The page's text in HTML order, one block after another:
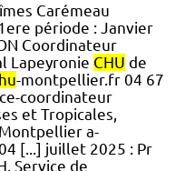
Carémeau
période : Janvier
Coordinateur
Lapeyronie CHU de
-montpellier.fr 04 67
coordinateur
et Tropicales,
a-
[...] juillet 2025 : Pr
Service de